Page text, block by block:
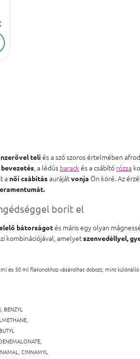
teli és a szó szoros értelmében
, a lédús barack és a csábító rózsa
a női csábításaurájátvonja Ön köré. Az
borít el
bátorságotés máris egy olyan
kombinációjával, amelyetszenvedéllyel,
és 50 ml flakonokhoz vásárolhat dobozt, mint
BENZYL
CINNAMYL